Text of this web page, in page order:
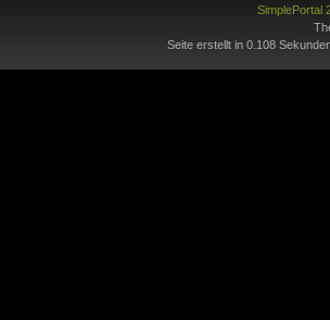
SimplePortal
Seite erstellt in 0.108